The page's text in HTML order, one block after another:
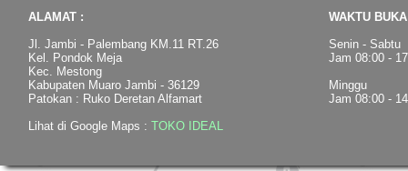
ALAMAT :
Jl. Jambi - Palembang KM.11 RT.26
Kel. Pondok Meja
Kec. Mestong
Kabupaten Muaro Jambi - 36129
Patokan : Ruko Deretan Alfamart
Lihat di Google Maps : TOKO IDEAL
WAKTU
Senin - Sabtu
Jam 08:00 -
Minggu
Jam 08:00 -